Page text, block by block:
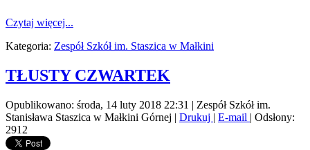
Czytaj więcej...
Kategoria: Zespół Szkół im. Staszica w Małkini
TŁUSTY CZWARTEK
Opublikowano: środa, 14 luty 2018 22:31 | Zespół Szkół im.
Stanisława Staszica w Małkini Górnej | Drukuj | E-mail | Odsłony:
2912